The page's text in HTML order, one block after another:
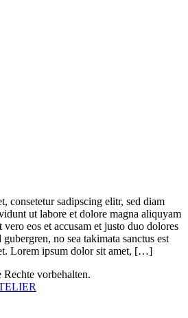
consetetur sadipscing elitr, sed diam
ut labore et dolore magna aliquyam
eos et accusam et justo duo dolores
no sea takimata sanctus est
Lorem ipsum dolor sit amet, […]
vorbehalten.